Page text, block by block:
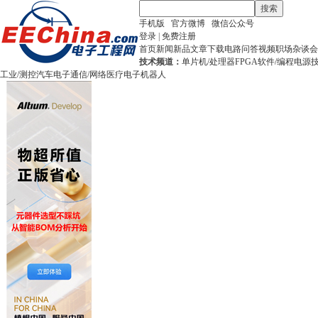
搜索
手机版
官方微博
微信公众号
登录 免费注册
首页新闻新品文章下载电路问答视频职场杂谈
技术频道： 单片机/处理器FPGA软件/编程电源
工业/测控汽车电子通信/网络医疗电子机器人